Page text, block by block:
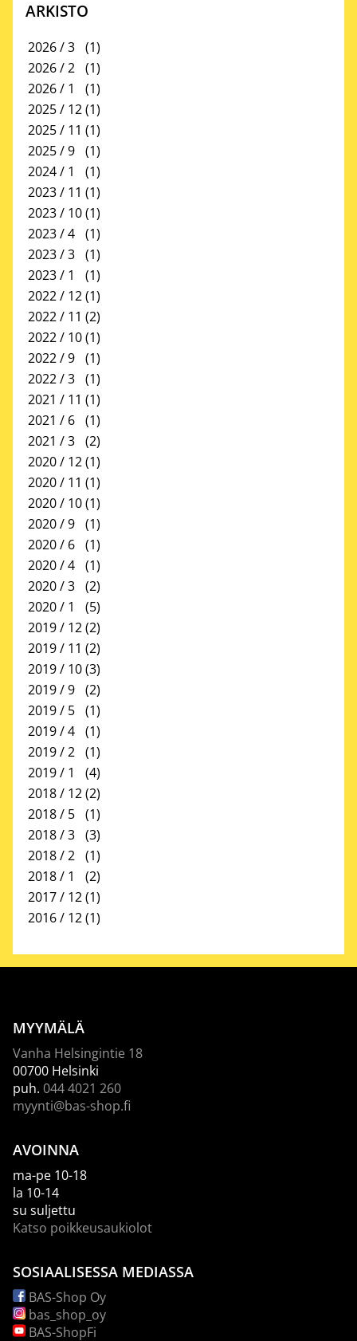
ARKISTO
2026 / 3 (1)
2026 / 2 (1)
2026 / 1
(1)
2025 / 12(1)
2025 / 11 (1)
2025 / 9 (1)
2024 / 1
(1)
2023 / 11 (1)
2023 / 10(1)
2023 / 4 (1)
2023 / 3 (1)
2023 / 1
(1)
2022 / 12(1)
2022 / 11 (2)
2022 / 10(1)
2022 / 9 (1)
2022 / 3 (1)
2021 / 11 (1)
2021 / 6 (1)
2021 / 3 (2)
2020 / 12(1)
2020 / 11 (1)
2020 / 10(1)
2020 / 9 (1)
2020 / 6 (1)
2020 / 4 (1)
2020 / 3 (2)
2020 / 1
(5)
2019 / 12(2)
2019 / 11 (2)
2019 / 10(3)
2019 / 9 (2)
2019 / 5 (1)
2019 / 4 (1)
2019 / 2 (1)
2019 / 1
(4)
2018 / 12(2)
2018 / 5 (1)
2018 / 3 (3)
2018 / 2 (1)
2018 / 1
(2)
2017 / 12(1)
2016 / 12(1)
MYYMÄLÄ
Vanha Helsingintie 18
00700 Helsinki
puh. 044 4021 260
myynti@bas-shop.fi
AVOINNA
ma-pe 10-18
la 10-14
su suljettu
Katso poikkeusaukiolot
SOSIAALISESSA MEDIASSA
BAS-Shop Oy
bas_shop_oy
BAS-ShopFi